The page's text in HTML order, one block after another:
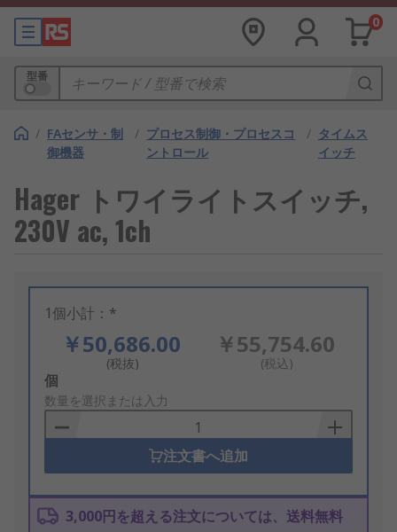
0
型番
/ FAセンサ・制
御機器
/ プロセス制御・プロセスコ
ントロール
/ タイムス
イッチ
Hager トワイライトスイッチ,
230V ac, 1ch
1個小計：*
￥50,686.00
(税抜)
￥55,754.60
(税込)
Add
to
Basket
個
数量を選択または入力
注文書へ追加
3,000円を超える注文については、送料無料